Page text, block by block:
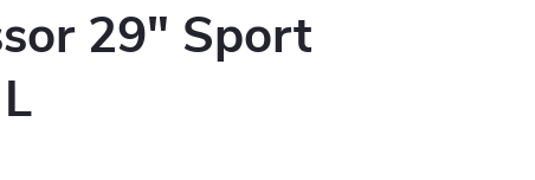
29" Sport